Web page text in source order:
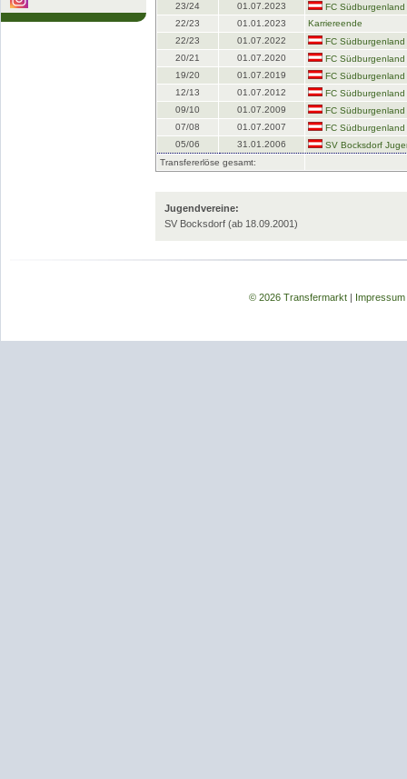
23/24 01.07.2023
FC Südburgenland
22/23
01.01.2023
Karriereende
22/23
01.07.2022
FC Südburgenland
20/21
01.07.2020
FC
19/20
01.07.2019
FC Südburgenland
12/13
01.07.2012
FC
09/10
01.07.2009
FC Südburgenland
07/08
01.07.2007
FC
05/06
31.01.2006
SV Bocksdorf
Transfererlöse gesamt:
Jugendvereine:
SV Bocksdorf (ab 18.09.2001)
© 2026 Transfermarkt| Impressum